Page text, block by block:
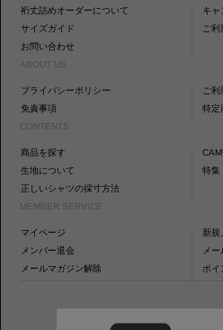
裄丈詰めオーダーについて
キャ
サイズガイド
ご利
お問い合わせ
ABOUT US
プライバシーポリシー
ご利
免責事項
特定
CONTENTS
商品を探す
生地について
特集
正しいシャツの採寸方法
MEMBER SERVICE
マイページ
新規
メンバー退会
メ
メールマガジン解除
ポイ